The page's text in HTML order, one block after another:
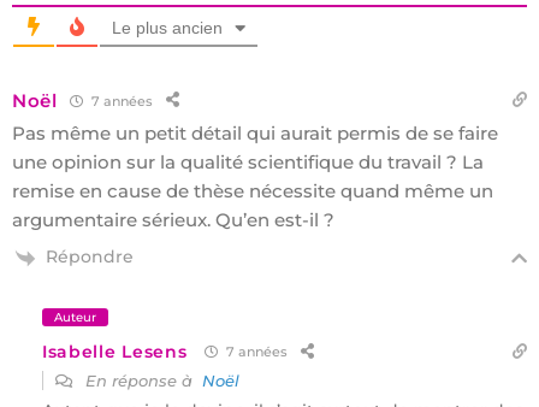
Le plus ancien
Noël 7 années
Pas même un petit détail qui aurait permis de se faire
une opinion sur la qualité scientifique du travail ? La
remise en cause de thèse nécessite quand même un
argumentaire sérieux. Qu’en est-il ?
Répondre
Auteur
Isabelle Lesens 7 années
En réponse à Noël